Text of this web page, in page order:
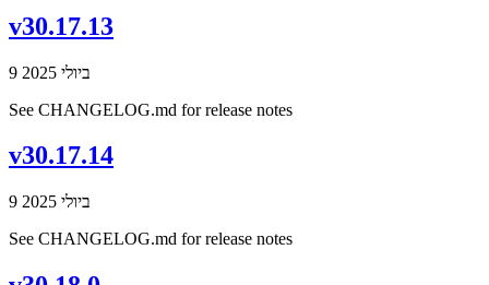
v30.17.13
9 ביולי 2025
See CHANGELOG.md for release notes
v30.17.14
9 ביולי 2025
See CHANGELOG.md for release notes